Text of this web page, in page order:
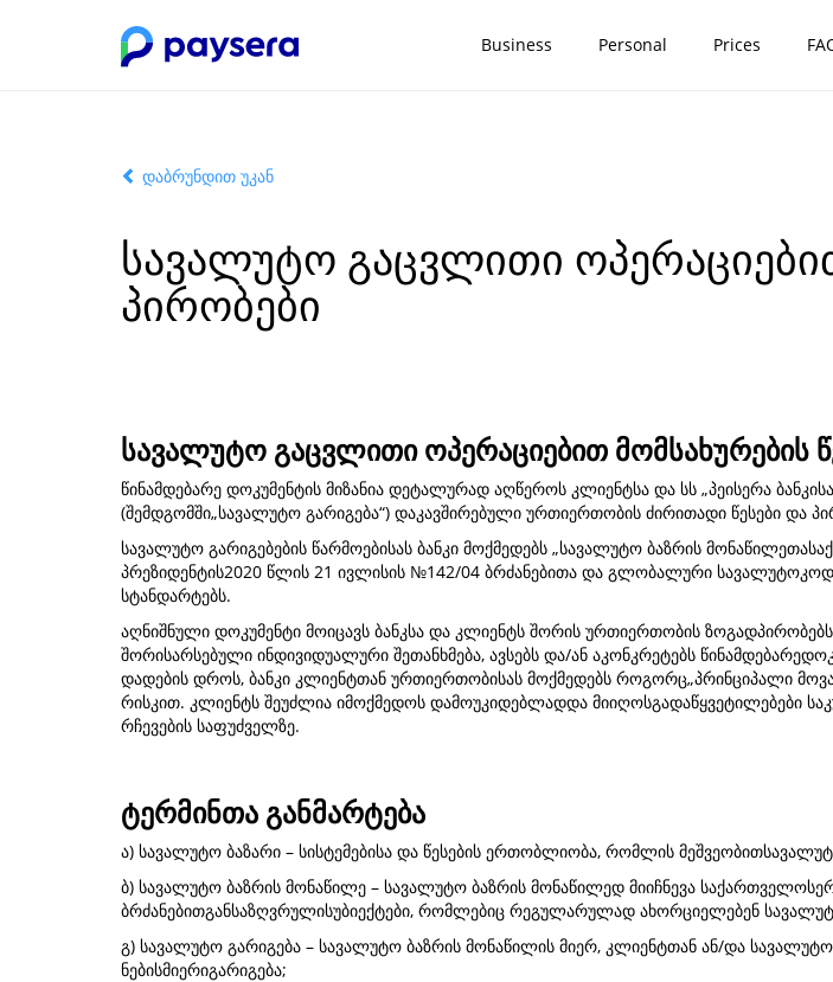
Business Personal Prices
დაბრუნდით უკან
სავალუტო გაცვლითი
პირობები
სავალუტო გაცვლითი ოპერაციებით მომსახურების
წინამდებარე დოკუმენტის მიზანია დეტალურად აღწეროს კლიენტსა და სს „პეისერა
(შემდგომში„სავალუტო გარიგება“) დაკავშირებული ურთიერთობის ძირითადი წესები და
სავალუტო გარიგებების წარმოებისას ბანკი მოქმედებს „სავალუტო ბაზრის
პრეზიდენტის2020 წლის 21 ივლისის №142/04 ბრძანებითა და გლობალური
სტანდარტებს.
აღნიშნული დოკუმენტი მოიცავს ბანკსა და კლიენტს შორის ურთიერთობის
შორისარსებული ინდივიდუალური შეთანხმება, ავსებს და/ან აკონკრეტებს
დადების დროს, ბანკი კლიენტთან ურთიერთობისას მოქმედებს როგორც„პრინციპალი
რისკით. კლიენტს შეუძლია იმოქმედოს დამოუკიდებლადდა მიიღოსგადაწყვეტილებები
რჩევების საფუძველზე.
ტერმინთა განმარტება
ა) სავალუტო ბაზარი – სისტემებისა და წესების ერთობლიობა, რომლის
ბ) სავალუტო ბაზრის მონაწილე – სავალუტო ბაზრის მონაწილედ მიიჩნევა
ბრძანებითგანსაზღვრულისუბიექტები, რომლებიც რეგულარულად ახორციელებენ
გ) სავალუტო გარიგება – სავალუტო ბაზრის მონაწილის მიერ, კლიენტთან ან/და
ნებისმიერიგარიგება;